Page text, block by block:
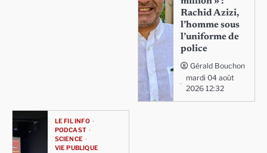
Rachid Azizi,
l’homme sous
l’uniforme de
police
Gérald Bouchon
mardi 04 août
2026 12:32
LE FIL INFO
PODCAST
SCIENCE
VIE PUBLIQUE